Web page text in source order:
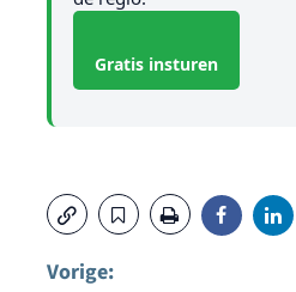
Gratis insturen
Vorige: